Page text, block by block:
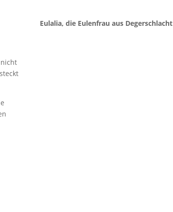
Eulalia, die Eulenfrau aus Degerschlacht